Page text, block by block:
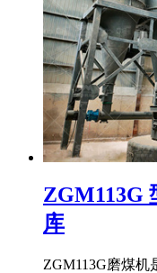
ZGM113G
库
ZGM113G磨煤